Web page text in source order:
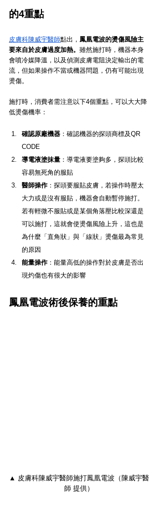
的4重點
皮膚科陳威宇醫師點出， 鳳凰電波的燙傷風險主
要來自於皮膚過度加熱。 雖然施打時，機器本身
會噴冷媒降溫，以及偵測皮膚電阻決定輸出的電
流，但如果操作不當或機器問題，仍有可能出現
燙傷。
施打時，消費者需注意以下4個重點，可以大大降
低燙傷機率：
確認原廠機器 ：確認機器的探頭商標及QR
CODE
導電液塗抹量 ：導電液要塗夠多，探頭比較
容易無死角的服貼
醫師操作 ：探頭要服貼皮膚，若操作時壓太
大力或是沒有服貼，機器會自動暫停施打。
若有輕微不服貼或是某個角落壓比較深還是
可以施打，這就會使燙傷風險上升，這也是
為什麼「直角狀」與「線狀」燙傷最為常見
的原因
能量操作 ：能量高低的操作對於皮膚是否出
現灼傷也有很大的影響
鳳凰電波術後保養的重點
▲ 皮膚科陳威宇醫師施打鳳凰電波（陳威宇醫
師 提供）